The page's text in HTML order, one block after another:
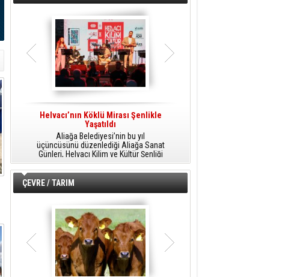
Helvacı’nın Köklü Mirası Şenlikle
Yaşatıldı
Aliağa Belediyesi’nin bu yıl
üçüncüsünü düzenlediği Aliağa Sanat
Günleri, Helvacı Kilim ve Kültür Şenliği
ile Helvacı’da renkli bir güne sahne
oldu.
birbirinden renkli etkinliklerle devam
ÇEVRE / TARIM